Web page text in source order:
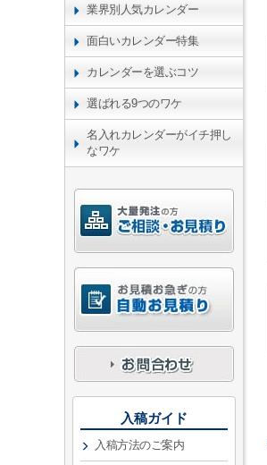
業界別人気カレンダー
面白いカレンダー特集
カレンダーを選ぶコツ
選ばれる9つのワケ
名入れカレンダーがイチ押し
なワケ
入稿ガイド
入稿方法のご案内